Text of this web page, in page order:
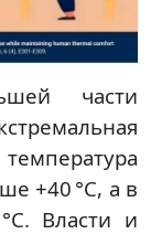
части
+40 °C, а в
Власти и